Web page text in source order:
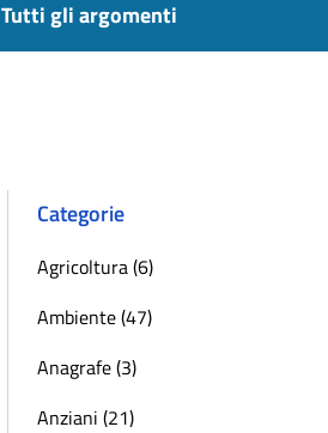
Tutti gli argomenti
Categorie
Agricoltura (6)
Ambiente (47)
Anagrafe (3)
Anziani (21)